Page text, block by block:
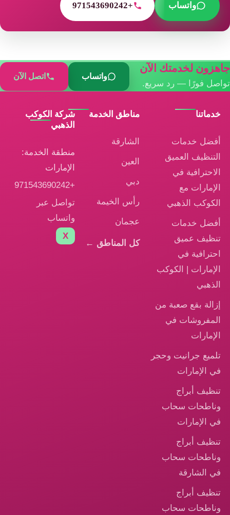
واتساب +971543690242
جاهزون لخدمتك الآن
تواصل فورًا — رد سريع.
واتساب اتصل الآن
خدماتنا
أفضل خدمات
التنظيف العميق
الاحترافية في
الإمارات مع
الكوكب الذهبي
أفضل خدمات
تنظيف عميق
احترافية في
الإمارات | الكوكب
الذهبي
إزالة بقع صعبة من
المفروشات في
الإمارات
تلميع جرانيت وحجر
في الإمارات
تنظيف أبراج
وناطحات سحاب
في الإمارات
تنظيف أبراج
وناطحات سحاب
في الشارقة
تنظيف أبراج
وناطحات سحاب
مناطق الخدمة
الشارقة
العين
دبي
رأس الخيمة
عجمان
كل المناطق ←
شركة الكوكب
الذهبي
منطقة الخدمة:
الإمارات
+971543690242
تواصل عبر
واتساب
X